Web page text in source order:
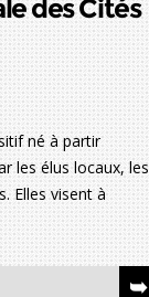
des Cités
né à partir
les élus locaux, les
Elles visent à